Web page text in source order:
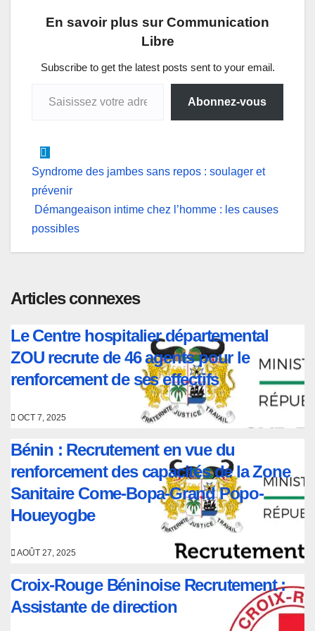
p
b
o
k
e
I
n
e
g
e
g
a
m
l
En savoir plus sur Communication
Libre
Subscribe to get the latest posts sent to your email.
Abonnez-vous
Navigation
de
l’article
Syndrome des jambes sans repos : soulager et
prévenir
Démangeaison intime chez l’homme : les causes
possibles
Articles connexes
Le Centre hospitalier départemental
ZOU recrute de 46 agents pour le
renforcement de ses effectifs
OCT 7, 2025
Bénin : Recrutement en vue du
renforcement des capacités de la Zone
Sanitaire Come-Bopa-Grand Popo-
Houeyogbe
AOÛT 27, 2025
Croix-Rouge Béninoise Recrutement :
Assistante de direction